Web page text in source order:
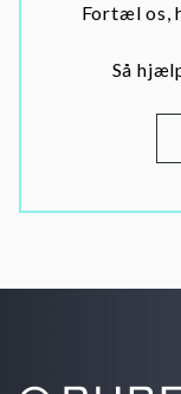
Fortæl os,
Så